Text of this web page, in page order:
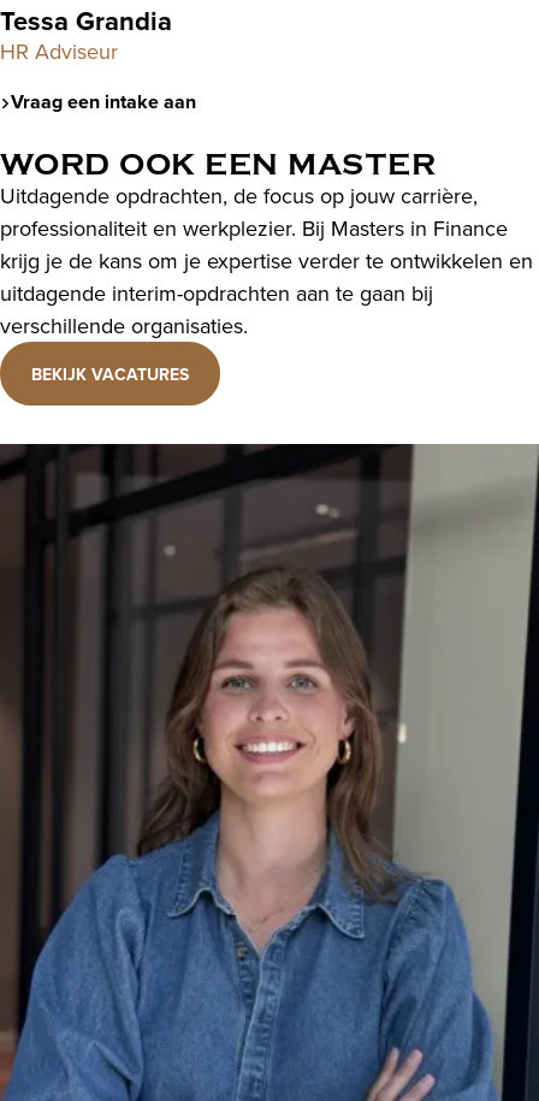
Tessa Grandia
HR Adviseur
Vraag een intake aan
WORD OOK EEN MASTER
Uitdagende opdrachten, de focus op jouw carrière,
professionaliteit en werkplezier. Bij Masters in Finance
krijg je de kans om je expertise verder te ontwikkelen en
uitdagende interim-opdrachten aan te gaan bij
verschillende organisaties.
BEKIJK VACATURES